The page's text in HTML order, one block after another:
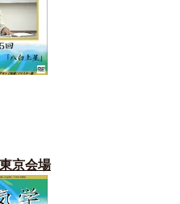
京会場